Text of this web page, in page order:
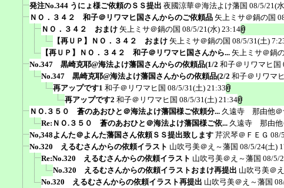
発注No.344 うにょ様ご依頼のＳＳ提出 夜國涼華＠海法よけ藩国 08/5/21(
ＮＯ．３４２ 和子＠リワマヒ国さんからのご依頼品 矢上ミサ＠鍋の国
ＮＯ．３４２ おまけ 矢上ミサ＠鍋の国 08/5/21(水) 23:14
【再ＵＰ】ＮＯ．３４２ おまけ 矢上ミサ＠鍋の国 08/5/31(土)
【再ＵＰ】ＮＯ．３４２ 和子＠リワマヒ国さんから... 矢上ミサ＠鍋
No.347 黒崎克耶@海法よけ藩国さんからの依頼品(1/2 和子＠リワマヒ国
No.347 黒崎克耶@海法よけ藩国さんからの依頼品(2/2 和子＠リワマ
再アップです1 和子＠リワマヒ国 08/5/31(土) 21:33
再アップです2 和子＠リワマヒ国 08/5/31(土) 21:34
ＮＯ.３５０ 蒼のあおひと＠海法よけ藩国様ご依頼分... 久遠寺 那由他＠
Re:ＮＯ.３５０ 蒼のあおひと＠海法よけ藩国様ご依... 久遠寺 那由他
No,348よんた＠よんた藩国さん依頼ＳＳ提出致します 芹沢琴＠ＦＥＧ 08/
No.320 えるむさんからの依頼イラスト 山吹弓美＠え～藩国 08/5/24(土)
Re:No.320 えるむさんからの依頼イラスト 山吹弓美＠え～藩国 08/5/
No.320 えるむさんからの依頼イラストおまけ再提出 山吹弓美＠
No.320 えるむさんからの依頼イラスト再提出 山吹弓美＠え～藩国